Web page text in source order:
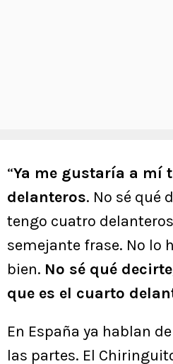
“Ya me gustaría a mí
delanteros. No sé qué
tengo cuatro
semejante frase. No lo
bien. No sé qué
que es el cuarto
En España ya hablan
las partes. El